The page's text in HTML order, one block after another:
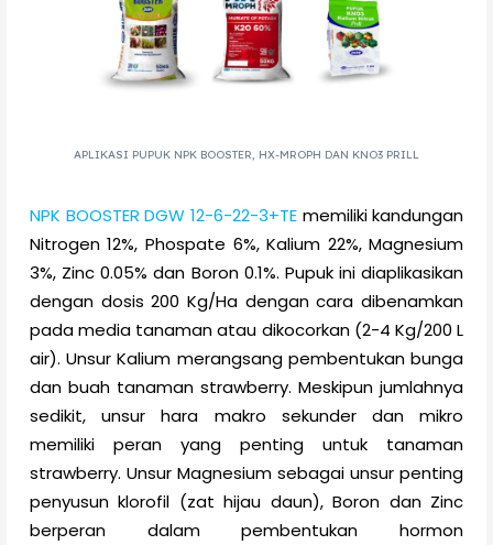
APLIKASI PUPUK NPK BOOSTER, HX-MROPH DAN KNO3 PRILL
NPK BOOSTER DGW 12-6-22-3+TEmemiliki kandungan
Nitrogen 12%, Phospate 6%, Kalium 22%, Magnesium
3%, Zinc 0.05% dan Boron 0.1%. Pupuk ini diaplikasikan
dengan dosis 200 Kg/Ha dengan cara dibenamkan
pada media tanaman atau dikocorkan (2-4 Kg/200 L
air). Unsur Kalium merangsang pembentukan bunga
dan buah tanaman strawberry. Meskipun jumlahnya
sedikit, unsur hara makro sekunder dan mikro
memiliki peran yang penting untuk tanaman
strawberry. Unsur Magnesium sebagai unsur penting
penyusun klorofil (zat hijau daun), Boron dan Zinc
berperan dalam pembentukan hormon